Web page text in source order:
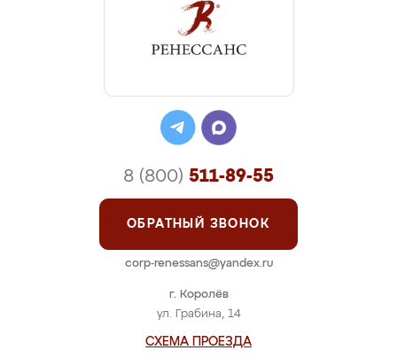
г. Королёв
ул. Грабина, 14
СХЕМА ПРОЕЗДА
8 (800) 511-89-55
ОБРАТНЫЙ ЗВОНОК
corp-renessans@yandex.ru